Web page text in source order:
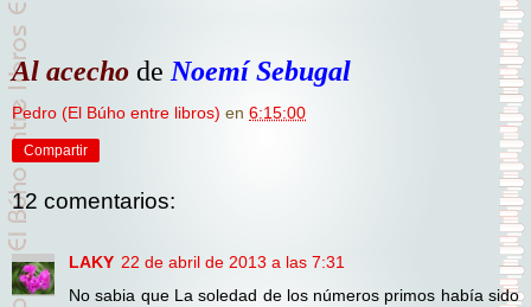
Al acecho de Noemí Sebugal
Pedro (El Búho entre libros) en 6:15:00
Compartir
12 comentarios:
LAKY 22 de abril de 2013 a las 7:31
No sabia que La soledad de los números primos había sido